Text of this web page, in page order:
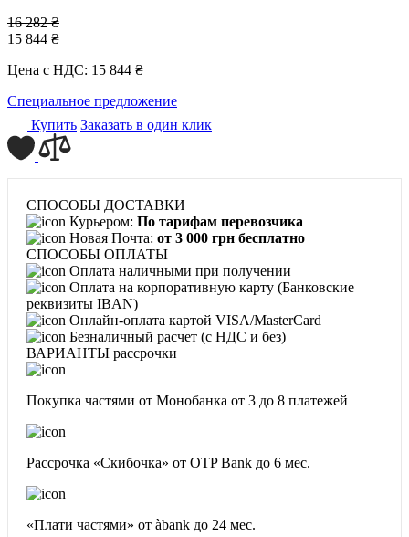
16 282 ₴
15 844 ₴
Цена с НДС: 15 844 ₴
Специальное предложение
Купить Заказать в один клик
СПОСОБЫ ДОСТАВКИ
Курьером: По тарифам перевозчика
Новая Почта: от 3 000 грн бесплатно
СПОСОБЫ ОПЛАТЫ
Оплата наличными при получении
Оплата на корпоративную карту (Банковские
реквизиты IBAN)
Онлайн-оплата картой VISA/MasterCard
Безналичный расчет (с НДС и без)
ВАРИАНТЫ рассрочки
Покупка частями от Монобанка от 3 до 8 платежей
Рассрочка «Скибочка» от OTP Bank до 6 мес.
«Плати частями» от àbank до 24 мес.